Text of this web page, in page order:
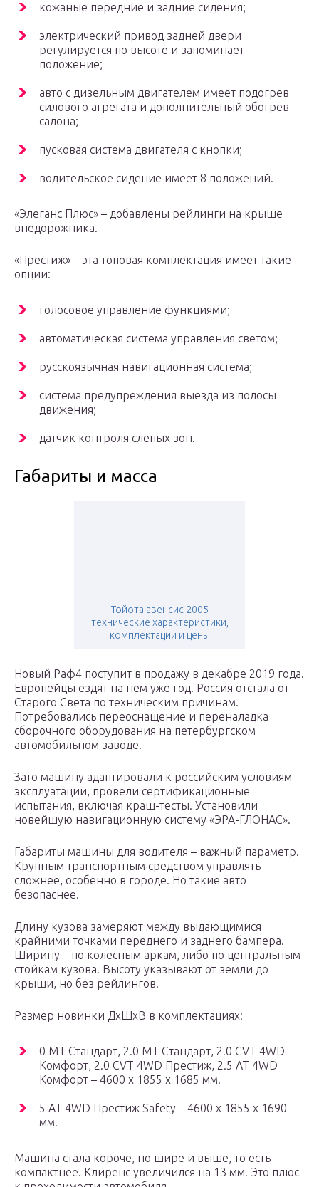
кожаные передние и задние сидения;
электрический привод задней двери
регулируется по высоте и запоминает
положение;
авто с дизельным двигателем имеет подогрев
силового агрегата и дополнительный обогрев
салона;
пусковая система двигателя с кнопки;
водительское сидение имеет 8 положений.
«Элеганс Плюс» – добавлены рейлинги на крыше
внедорожника.
«Престиж» – эта топовая комплектация имеет такие
опции:
голосовое управление функциями;
автоматическая система управления светом;
русскоязычная навигационная система;
система предупреждения выезда из полосы
движения;
датчик контроля слепых зон.
Габариты и масса
Тойота авенсис 2005
технические характеристики,
комплектации и цены
Новый Раф4 поступит в продажу в декабре 2019 года.
Европейцы ездят на нем уже год. Россия отстала от
Старого Света по техническим причинам.
Потребовались переоснащение и переналадка
сборочного оборудования на петербургском
автомобильном заводе.
Зато машину адаптировали к российским условиям
эксплуатации, провели сертификационные
испытания, включая краш-тесты. Установили
новейшую навигационную систему «ЭРА-ГЛОНАС».
Габариты машины для водителя – важный параметр.
Крупным транспортным средством управлять
сложнее, особенно в городе. Но такие авто
безопаснее.
Длину кузова замеряют между выдающимися
крайними точками переднего и заднего бампера.
Ширину – по колесным аркам, либо по центральным
стойкам кузова. Высоту указывают от земли до
крыши, но без рейлингов.
Размер новинки ДхШхВ в комплектациях:
0 MT Стандарт, 2.0 MT Стандарт, 2.0 CVT 4WD
Комфорт, 2.0 CVT 4WD Престиж, 2.5 AT 4WD
Комфорт – 4600 x 1855 x 1685 мм.
5 AT 4WD Престиж Safety – 4600 x 1855 x 1690
мм.
Машина стала короче, но шире и выше, то есть
компактнее. Клиренс увеличился на 13 мм. Это плюс